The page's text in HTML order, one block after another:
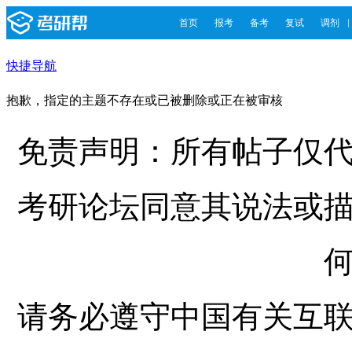
首页 报考 备考 复试 调剂
快捷导航
抱歉，指定的主题不存在或已被删除或正在被审核
免责声明：所有帖子仅
考研论坛同意其说法或
请务必遵守中国有关互